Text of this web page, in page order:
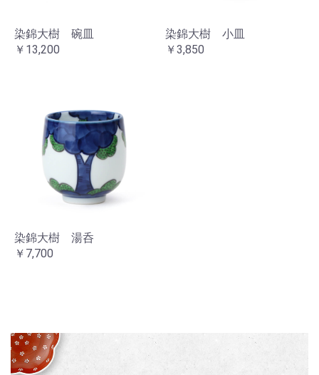
染錦大樹 碗皿
￥13,200
染錦大樹 小皿
￥3,850
染錦大樹 湯呑
￥7,700